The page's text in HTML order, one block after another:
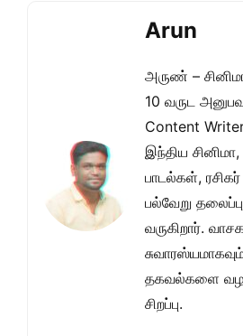
Arun
அருண் –
10 வருட
Content
இந்திய
பாடல்கள்,
பல்வேறு
வருகிறார்.
தகவல்களை
சிறப்பு.